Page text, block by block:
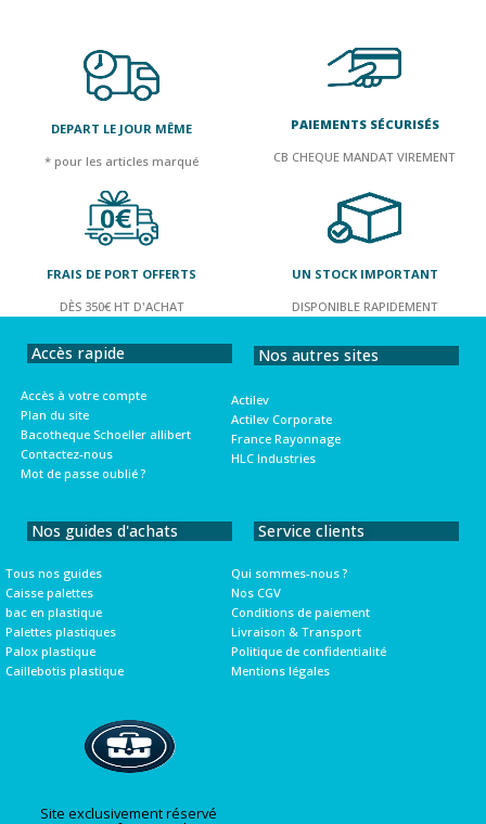
DEPART LE JOUR MÊME
* pour les articles marqué
PAIEMENTS SÉCURISÉS
CB CHEQUE MANDAT VIREMENT
FRAIS DE PORT OFFERTS
DÈS 350€ HT D'ACHAT
UN STOCK IMPORTANT
DISPONIBLE RAPIDEMENT
Accès rapide
Accès à votre compte
Plan du site
Bacotheque Schoeller allibert
Contactez-nous
Mot de passe oublié ?
Nos autres sites
Actilev
Actilev Corporate
France Rayonnage
HLC Industries
Nos guides d'achats
Tous nos guides
Caisse palettes
bac en plastique
Palettes plastiques
Palox plastique
Caillebotis plastique
Service clients
Qui sommes-nous ?
Nos CGV
Conditions de paiement
Livraison & Transport
Politique de confidentialité
Mentions légales
Site exclusivement réservé